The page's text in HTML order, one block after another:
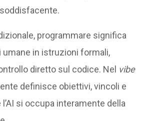
programmare significa
in istruzioni formali,
diretto sul codice. Nel vibe
definisce obiettivi, vincoli e
si occupa interamente della